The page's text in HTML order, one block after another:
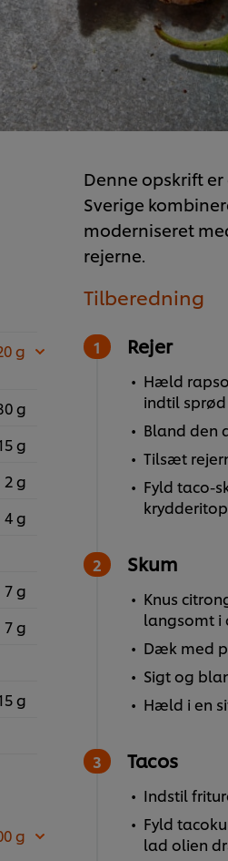
g
g
g
2 g
4 g
7 g
7 g
g
g
Denne opskrift
Sverige
moderniseret
rejerne.
Tilberedning
Rejer
Hæld
indtil
Bland den
Tilsæt
Fyld taco-
Skum
Knus
langsomt i
Dæk med
Sigt og
Hæld i en
Tacos
Indstil
Fyld
lad olien